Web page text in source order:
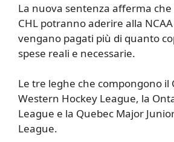
La nuova sentenza afferma che
CHL potranno aderire alla
vengano pagati più di quanto
spese reali e necessarie.
Le tre leghe che compongono il
Western Hockey League, la
League e la Quebec Major
League.